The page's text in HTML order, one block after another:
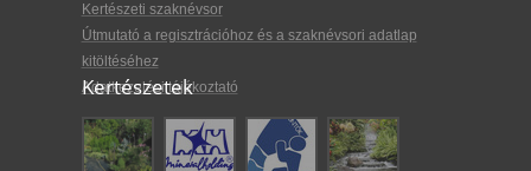
Kertészeti szaknévsor
Útmutató a regisztrációhoz és a szaknévsori adatlap
kitöltéséhez
Adatkezelési tájékoztató
Kertészetek